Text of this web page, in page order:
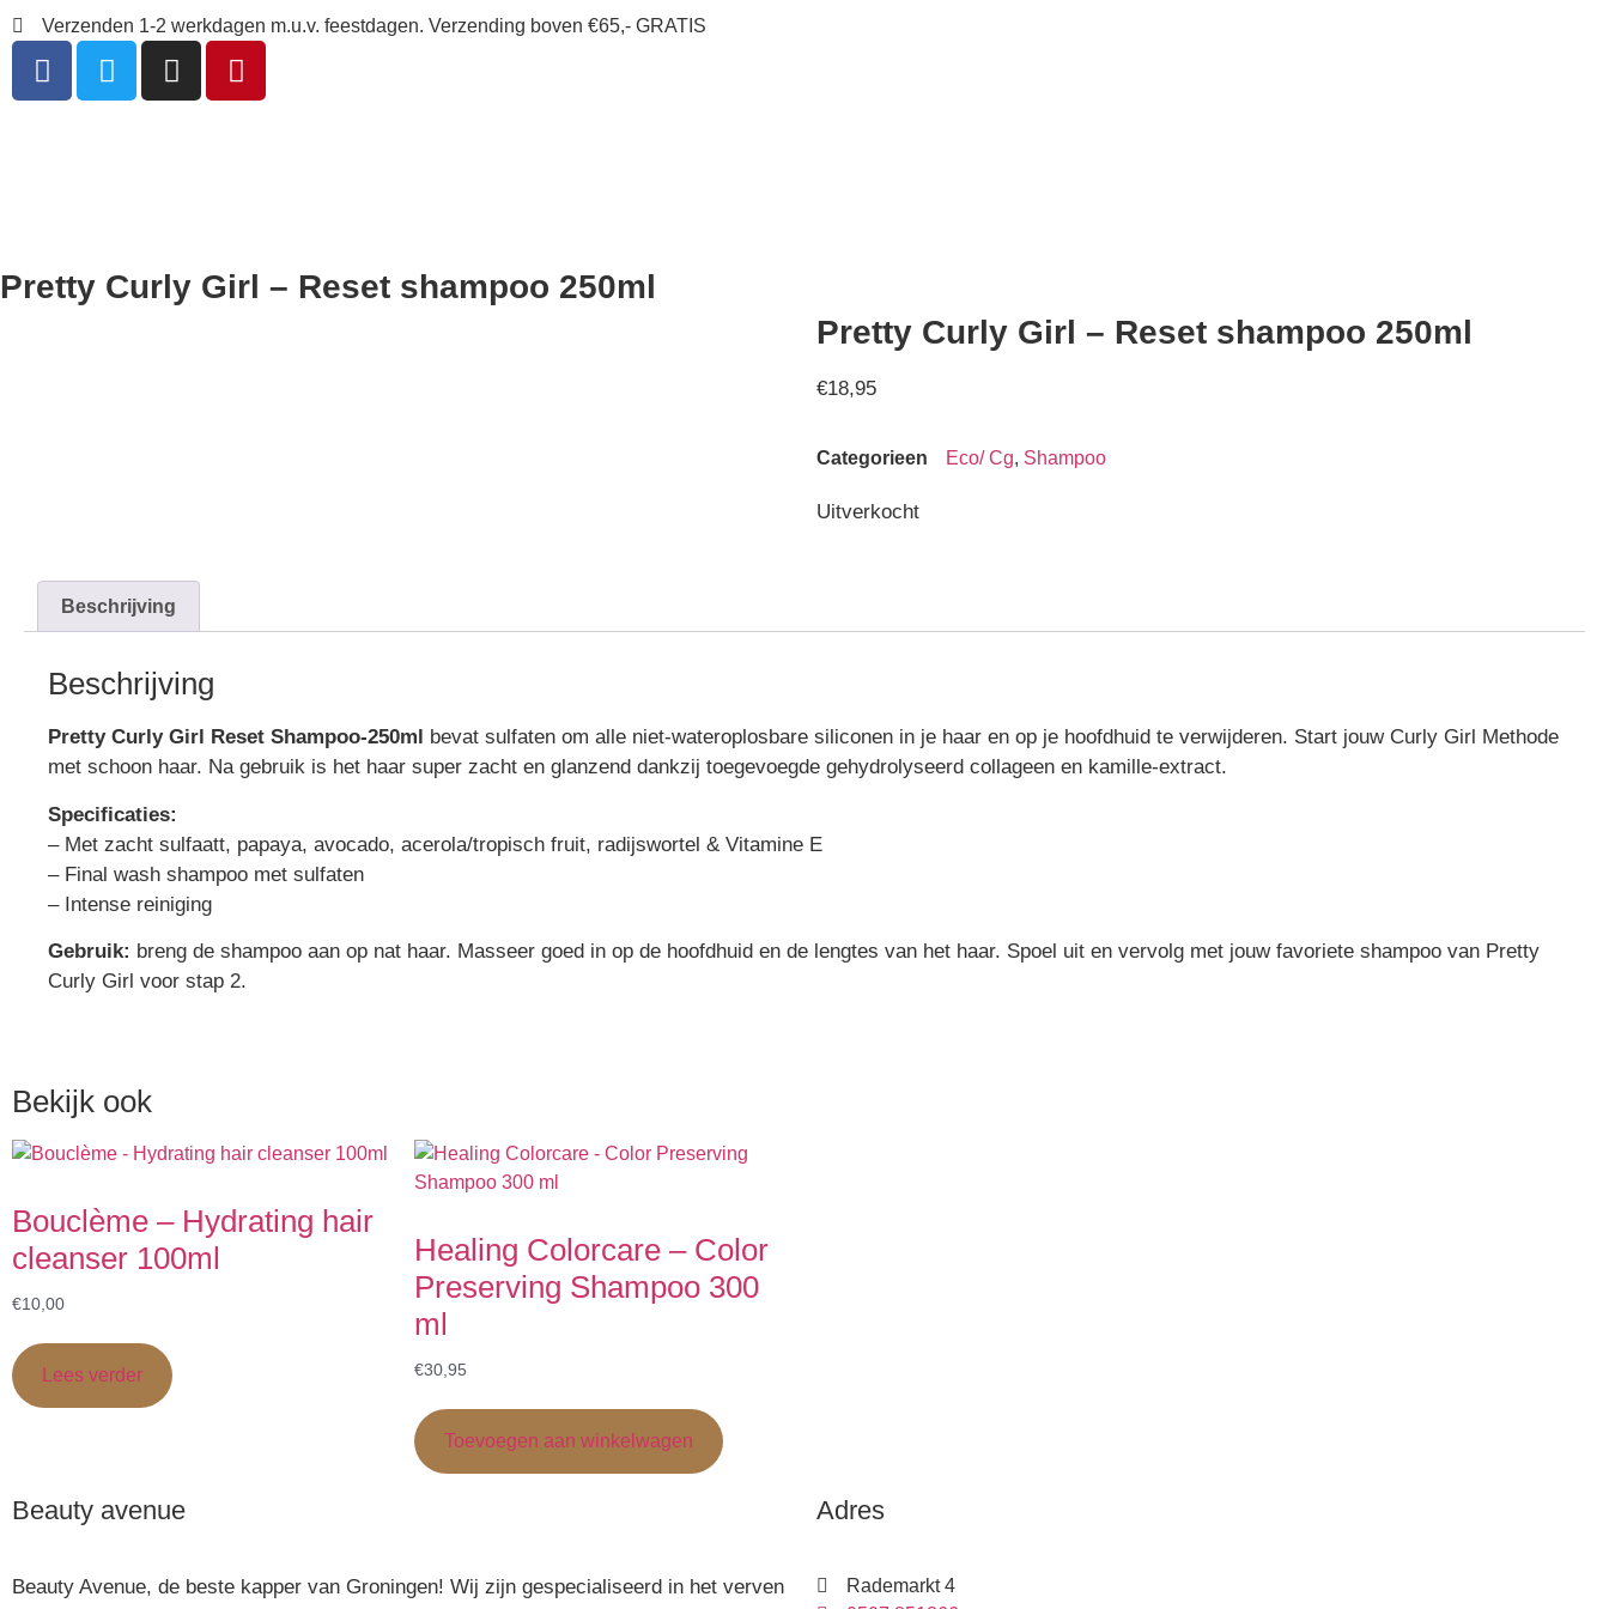
Verzenden 1-2 werkdagen m.u.v. feestdagen. Verzending boven €65,- GRATIS
Pretty Curly Girl – Reset shampoo 250ml
Pretty Curly Girl – Reset shampoo 250ml
€18,95
Categorieen Eco/ Cg, Shampoo
Uitverkocht
Beschrijving
Beschrijving
Pretty Curly Girl Reset Shampoo-250ml
bevat sulfaten om alle niet-wateroplosbare siliconen in je haar en op je hoofdhuid te verwijderen. Start jouw Curly Girl Methode
met schoon haar. Na gebruik is het haar super zacht en glanzend dankzij toegevoegde gehydrolyseerd collageen en kamille-extract.
Specificaties:
– Met zacht sulfaatt, papaya, avocado, acerola/tropisch fruit, radijswortel & Vitamine E
– Final wash shampoo met sulfaten
– Intense reiniging
Gebruik: breng de shampoo aan op nat haar. Masseer goed in op de hoofdhuid en de lengtes van het haar. Spoel uit en vervolg met jouw favoriete shampoo van Pretty
Curly Girl voor stap 2.
Bekijk ook
Bouclème – Hydrating hair
cleanser 100ml
€10,00
Lees verder
Healing Colorcare – Color
Preserving Shampoo 300
ml
€30,95
Toevoegen aan winkelwagen
Beauty avenue
Beauty Avenue, de beste kapper van Groningen! Wij zijn gespecialiseerd in het verven
Adres
Rademarkt 4